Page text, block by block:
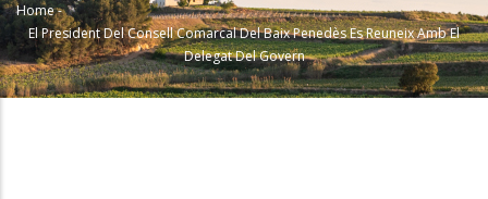
Breadcrumb
Home-
El President Del Consell Comarcal Del Baix Penedès Es Reuneix Amb El
Delegat Del Govern